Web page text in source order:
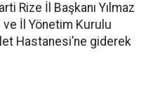
Rize İl Başkanı Yılmaz
ve İl Yönetim Kurulu
Hastanesi’ne giderek